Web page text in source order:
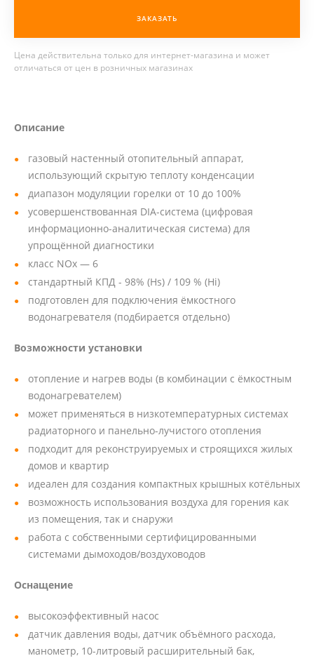
ЗАКАЗАТЬ
Цена действительна только для интернет-магазина и может
отличаться от цен в розничных магазинах
Описание
газовый настенный отопительный аппарат,
использующий скрытую теплоту конденсации
диапазон модуляции горелки от 10 до 100%
усовершенствованная DIA-система (цифровая
информационно-аналитическая система) для
упрощённой диагностики
класс NOx — 6
стандартный КПД - 98% (Hs) / 109 % (Hi)
подготовлен для подключения ёмкостного
водонагревателя (подбирается отдельно)
Возможности установки
отопление и нагрев воды (в комбинации с ёмкостным
водонагревателем)
может применяться в низкотемпературных системах
радиаторного и панельно-лучистого отопления
подходит для реконструируемых и строящихся жилых
домов и квартир
идеален для создания компактных крышных котёльных
возможность использования воздуха для горения как
из помещения, так и снаружи
работа с собственными сертифицированными
системами дымоходов/воздуховодов
Оснащение
высокоэффективный насос
датчик давления воды, датчик объёмного расхода,
манометр, 10-литровый расширительный бак,